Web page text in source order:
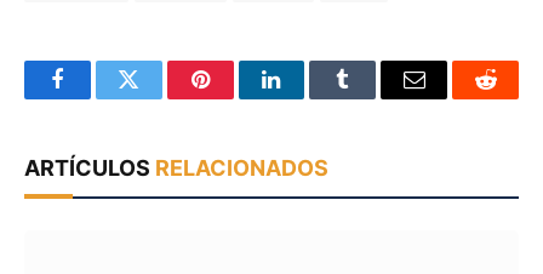
FacebookTwitter PinterestLinkedInTumblr Email Reddit
ARTÍCULOS RELACIONADOS